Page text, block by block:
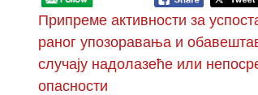
Припреме активности за
раног упозоравања и
случају надолазеће или
опасности